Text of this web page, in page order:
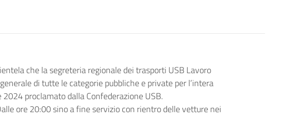
che la segreteria regionale dei trasporti USB Lavoro
di tutte le categorie pubbliche e private per l’intera
proclamato dalla Confederazione USB.
ore 20:00 sino a fine servizio con rientro delle vetture nei